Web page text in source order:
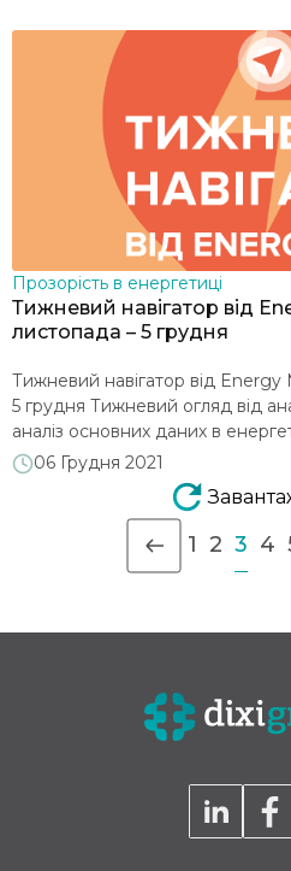
тижнями завершити […]
Прозорість в енергетиці
Тижневий навігатор від
листопада – 5 грудня
Тижневий навігатор від Energy
5 грудня Тижневий огляд від
аналіз основних даних в
зібраних на порталі Energy
5 грудня споживання
минулого тижня (3,2 млн
атомна генерація, за рахунок
06 Грудня 2021
1 2 3 4